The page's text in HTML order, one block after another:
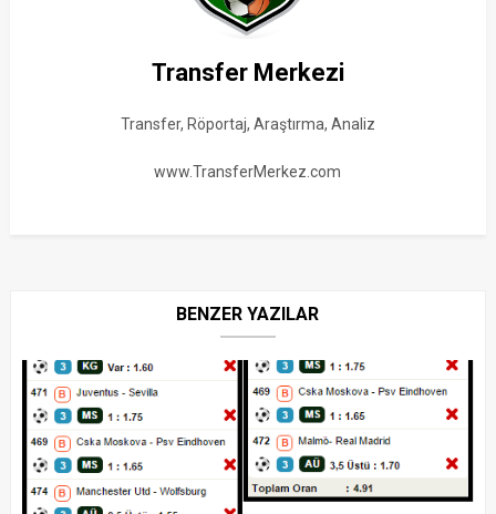
Transfer Merkezi
Transfer, Röportaj, Araştırma, Analiz
www.TransferMerkez.com
BENZER YAZILAR